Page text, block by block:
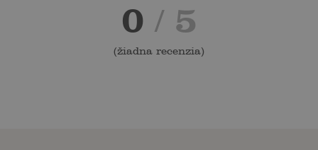
0 / 5
(žiadna recenzia)